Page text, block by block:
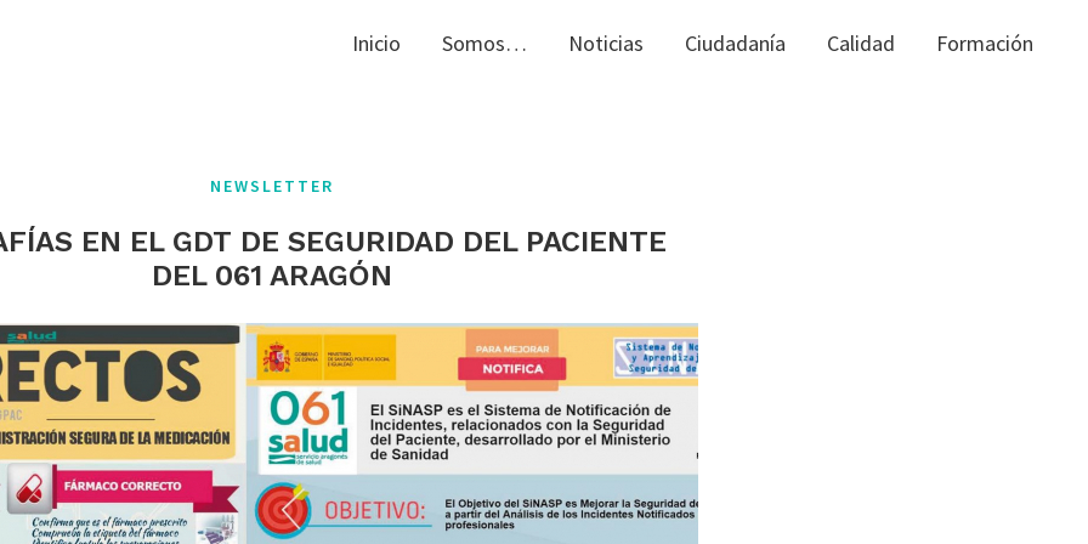
Inicio Somos… Noticias Ciudadanía Calidad Formación
NEWSLETTER
EN EL GDT DE SEGURIDAD DEL PACIENTE
DEL 061 ARAGÓN